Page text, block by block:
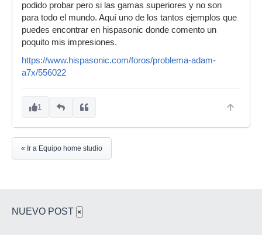
podido probar pero si las gamas superiores y no son
para todo el mundo. Aquí uno de los tantos ejemplos que
puedes encontrar en hispasonic donde comento un
poquito mis impresiones.
https://www.hispasonic.com/foros/problema-adam-
a7x/556022
1
« Ir a Equipo home studio
NUEVO POST ×